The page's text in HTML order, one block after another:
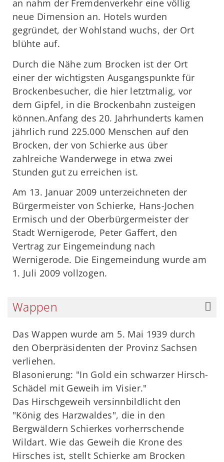
an nahm der Fremdenverkehr eine völlig
neue Dimension an. Hotels wurden
gegründet, der Wohlstand wuchs, der Ort
blühte auf.
Durch die Nähe zum Brocken ist der Ort
einer der wichtigsten Ausgangspunkte für
Brockenbesucher, die hier letztmalig, vor
dem Gipfel, in die Brockenbahn zusteigen
können.Anfang des 20. Jahrhunderts kamen
jährlich rund 225.000 Menschen auf den
Brocken, der von Schierke aus über
zahlreiche Wanderwege in etwa zwei
Stunden gut zu erreichen ist.
Am 13. Januar 2009 unterzeichneten der
Bürgermeister von Schierke, Hans-Jochen
Ermisch und der Oberbürgermeister der
Stadt Wernigerode, Peter Gaffert, den
Vertrag zur Eingemeindung nach
Wernigerode. Die Eingemeindung wurde am
1. Juli 2009 vollzogen.
Wappen
Das Wappen wurde am 5. Mai 1939 durch
den Oberpräsidenten der Provinz Sachsen
verliehen.
Blasonierung: "In Gold ein schwarzer Hirsch-
Schädel mit Geweih im Visier."
Das Hirschgeweih versinnbildlicht den
"König des Harzwaldes", die in den
Bergwäldern Schierkes vorherrschende
Wildart. Wie das Geweih die Krone des
Hirsches ist, stellt Schierke am Brocken